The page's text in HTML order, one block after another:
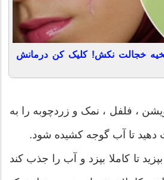
خجالت نکش! کلیک کن درمانش
، فلفل ، نمک و زردچوبه را به
دهید تا آب گوجه کشیده شود.
آب بپزید تا کاملا بپزد و آب را جذب کند